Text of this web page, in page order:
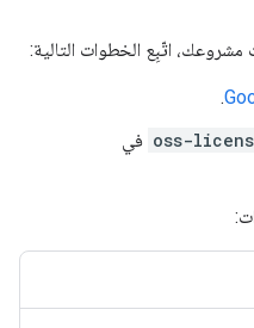
مشروعك، اتّبِع الخطوات التالية:
.
oss- في